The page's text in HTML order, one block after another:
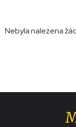
Nebyla nalezena